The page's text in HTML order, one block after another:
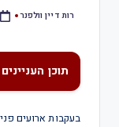
רות דיין וולפנר
תוכן העניינים
בעקבות ארועים